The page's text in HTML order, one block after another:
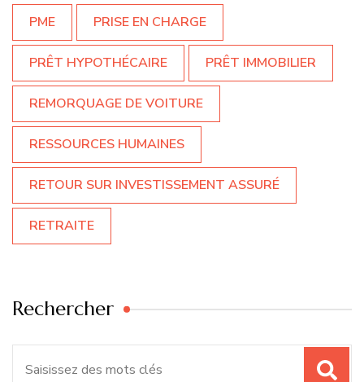
PME PRISE EN CHARGE
PRÊT HYPOTHÉCAIRE PRÊT IMMOBILIER
REMORQUAGE DE VOITURE
RESSOURCES HUMAINES
RETOUR SUR INVESTISSEMENT ASSURÉ
RETRAITE
Rechercher